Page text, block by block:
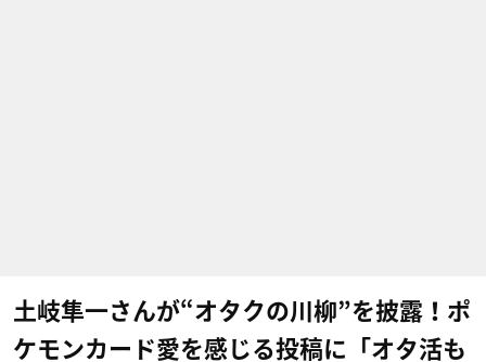
土岐隼一さんが“オタクの川柳”を披露！ポ
ケモンカード愛を感じる投稿に「オタ活も